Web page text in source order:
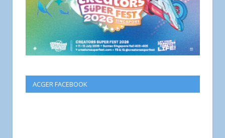
ACGER FACEBOOK